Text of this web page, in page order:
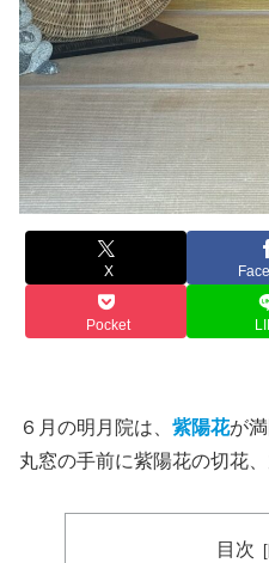
X
Pocket
６月の明月院は、 紫陽花が
丸窓の手前に紫陽花の切花
目次